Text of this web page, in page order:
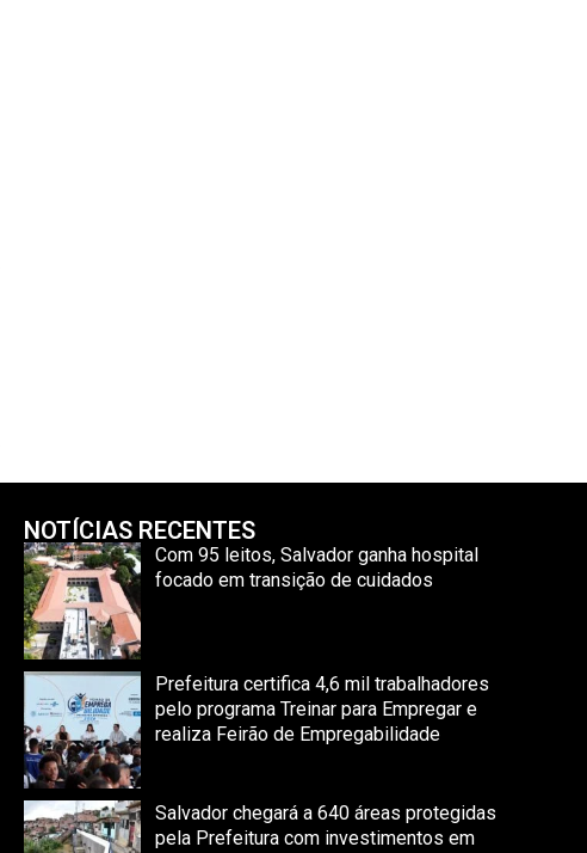
NOTÍCIAS RECENTES
Com 95 leitos, Salvador ganha hospital
focado em transição de cuidados
Prefeitura certifica 4,6 mil trabalhadores
pelo programa Treinar para Empregar e
realiza Feirão de Empregabilidade
Salvador chegará a 640 áreas protegidas
pela Prefeitura com investimentos em